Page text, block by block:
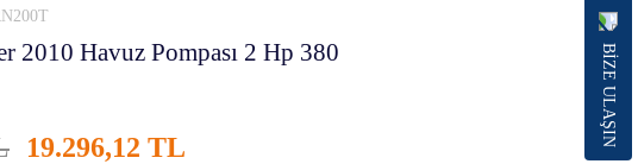
2010 Havuz Pompası 2 Hp 380
19.296,12 TL
BİZE ULAŞIN